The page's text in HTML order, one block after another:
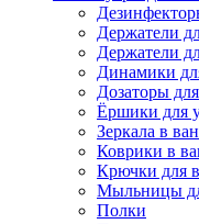
Держатели
Держатели
Динамики
Дозаторы
Ёршики для
Зеркала в
Коврики в
Крючки для
Мыльницы
Полки